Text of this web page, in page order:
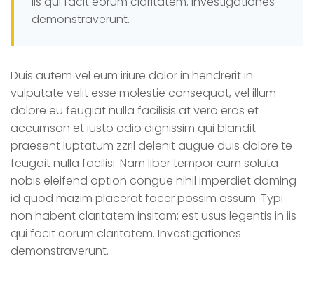
demonstraverunt.
Duis autem vel eum iriure dolor in hendrerit in
vulputate velit esse molestie consequat, vel illum
dolore eu feugiat nulla facilisis at vero eros et
accumsan et iusto odio dignissim qui blandit
praesent luptatum zzril delenit augue duis dolore te
feugait nulla facilisi. Nam liber tempor cum soluta
nobis eleifend option congue nihil imperdiet doming
id quod mazim placerat facer possim assum. Typi
non habent claritatem insitam; est usus legentis in iis
qui facit eorum claritatem. Investigationes
demonstraverunt.